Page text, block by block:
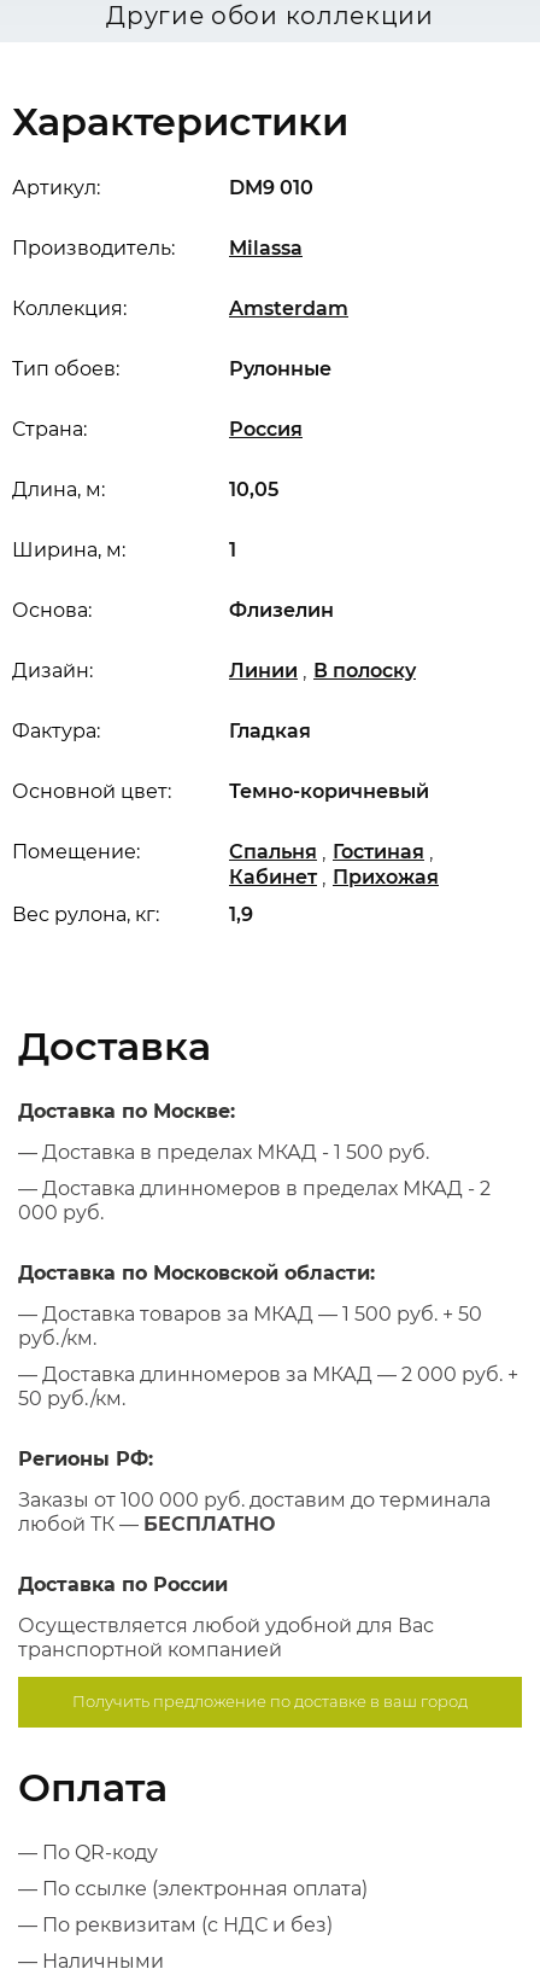
Другие обои коллекции
Характеристики
Артикул: DM9 010
Производитель: Milassa
Коллекция: Amsterdam
Длина, м: 10,05
Ширина, м: 1
Вес рулона, кг: 1,9
Основной цвет: Темно-коричневый
Дизайн: Линии , В полоску
Основа: Флизелин
Помещение: Спальня , Гостиная ,
Кабинет , Прихожая
Страна: Россия
Тип обоев: Рулонные
Фактура: Гладкая
Доставка
Доставка по Москве:
— Доставка в пределах МКАД - 1 500 руб.
— Доставка длинномеров в пределах МКАД - 2
000 руб.
Доставка по Московской области:
— Доставка товаров за МКАД — 1 500 руб. + 50
руб./км.
— Доставка длинномеров за МКАД — 2 000 руб. +
50 руб./км.
Регионы РФ:
Заказы от 100 000 руб. доставим до терминала
любой ТК — БЕСПЛАТНО
Доставка по России
Осуществляется любой удобной для Вас
транспортной компанией
Получить предложение подоставке в ваш город
Оплата
— По QR-коду
— По ссылке (электронная оплата)
— По реквизитам (с НДС и без)
— Наличными